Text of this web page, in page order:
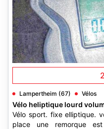
Lampertheim (67) Vélos
Vélo heliptique lourd
Vélo sport. fixe elliptique.
place une remorque